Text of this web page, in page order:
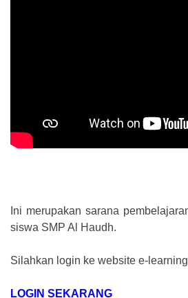
Ini merupakan sarana
siswa SMP Al Haudh.
Silahkan login ke website e-
LOGIN SEKARANG